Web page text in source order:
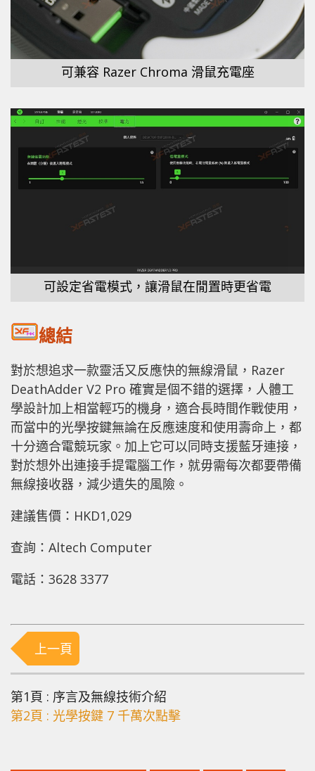
可兼容 Razer Chroma 滑鼠充電座
可設定省電模式，讓滑鼠在閒置時更省電
總結
對於想追求一款靈活又反應快的無線滑鼠，Razer
DeathAdder V2 Pro 確實是個不錯的選擇，人體工
學設計加上相當輕巧的機身，適合長時間作戰使用，
而當中的光學按鍵無論在反應速度和使用壽命上，都
十分適合電競玩家。加上它可以同時支援藍牙連接，
對於想外出連接手提電腦工作，就毋需每次都要帶備
無線接收器，減少遺失的風險。
建議售價：HKD1,029
查詢：Altech Computer
電話：3628 3377
上一頁
第1頁 : 序言及無線技術介紹
第2頁 : 光學按鍵 7 千萬次點擊